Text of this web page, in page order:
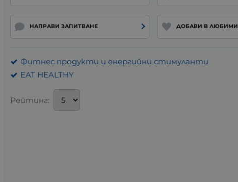
НАПРАВИ ЗАПИТВАНЕ ДОБАВИ В ЛЮБИМИ
Фитнес продукти и енергийни стимуланти
EAT HEALTHY
Рейтинг: